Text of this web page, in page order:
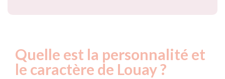
Quelle est la personnalité et
le caractère de Louay ?